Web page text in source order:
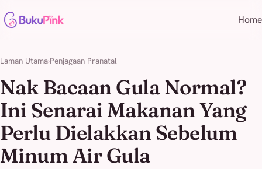
Home
Laman Utama Penjagaan Pranatal
Nak Bacaan Gula Normal?
Ini Senarai Makanan Yang
Perlu Dielakkan Sebelum
Minum Air Gula